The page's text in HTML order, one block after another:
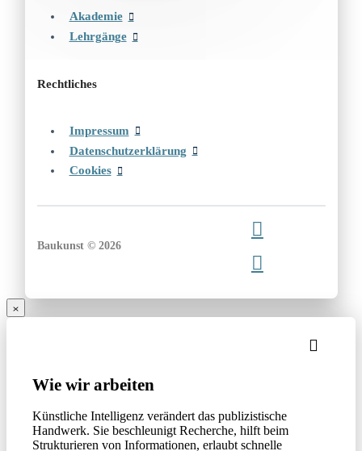
Akademie
Lehrgänge
Rechtliches
Impressum
Datenschutzerklärung
Cookies
Baukunst © 2026
Wie wir arbeiten
Künstliche Intelligenz verändert das publizistische
Handwerk. Sie beschleunigt Recherche, hilft beim
Strukturieren von Informationen, erlaubt schnelle